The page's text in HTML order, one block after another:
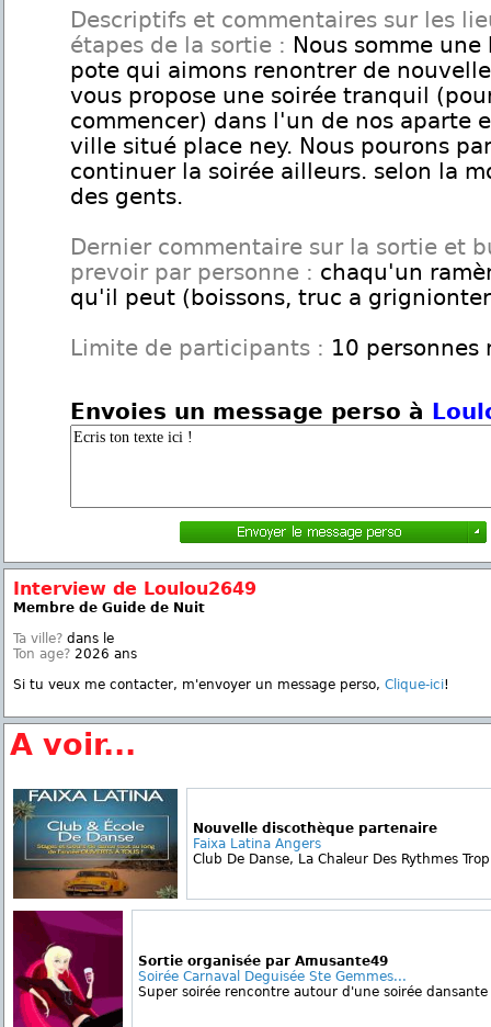
Descriptifs et commentaires sur les
étapes de la sortie : Nous somme une
pote qui aimons renontrer de
vous propose une soirée tranquil
commencer) dans l'un de nos aparte
ville situé place ney. Nous pourons
continuer la soirée ailleurs. selon la
des gents.
Dernier commentaire sur la sortie et
prevoir par personne : chaqu'un
qu'il peut (boissons, truc a
Limite de participants : 10 personnes
Envoies un message perso à
Interview de Loulou2649
Membre de Guide de Nuit
Ta ville? dans le
Ton age? 2026 ans
Si tu veux me contacter, m'envoyer un message perso, Clique-ici!
A voir...
Nouvelle discothèque partenaire
Faixa Latina Angers
Club De Danse, La Chaleur Des Rythmes
Sortie organisée par Amusante49
Soirée Carnaval Deguisée Ste Gemmes...
Super soirée rencontre autour d'une soirée